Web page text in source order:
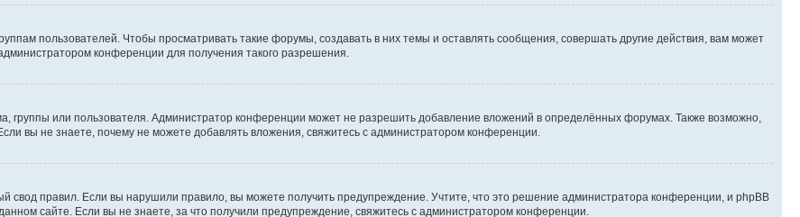
пользователей. Чтобы просматривать такие форумы, создавать в них темы и оставлять сообщения, совершать другие действия, вам может
конференции для получения такого разрешения.
группы или пользователя. Администратор конференции может не разрешить добавление вложений в определённых форумах. Также возможно,
вы не знаете, почему не можете добавлять вложения, свяжитесь с администратором конференции.
свод правил. Если вы нарушили правило, вы можете получить предупреждение. Учтите, что это решение администратора конференции, и phpBB
сайте. Если вы не знаете, за что получили предупреждение, свяжитесь с администратором конференции.